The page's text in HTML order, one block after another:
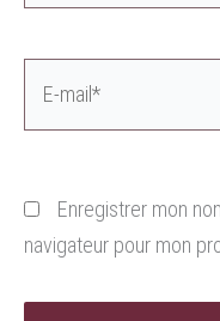
Enregistrer mon
navigateur pour mon